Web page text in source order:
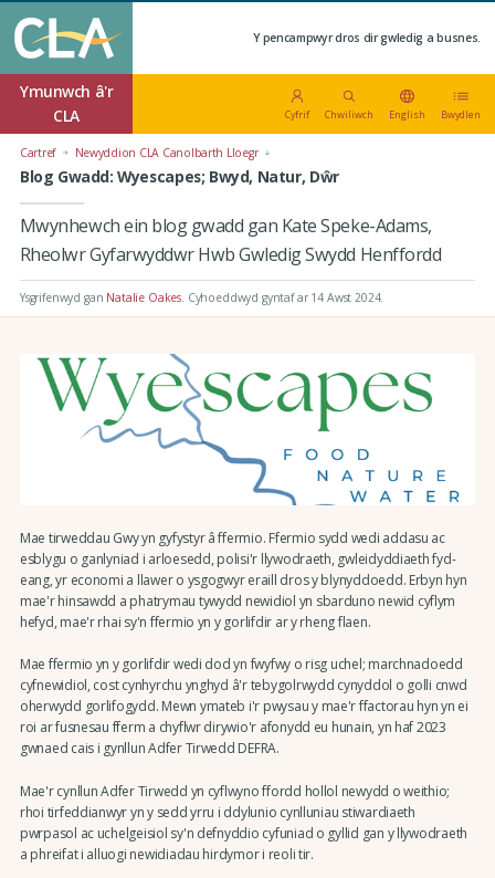
Y pencampwyr dros dir gwledig a busnes.
Ymunwch â'r
CLA
Cyfrif Chwiliwch English Bwydlen
Cartref Newyddion CLA Canolbarth Lloegr
Blog Gwadd: Wyescapes; Bwyd, Natur, Dŵr
Mwynhewch ein blog gwadd gan Kate Speke-Adams,
Rheolwr Gyfarwyddwr Hwb Gwledig Swydd Henffordd
Ysgrifenwyd gan Natalie Oakes Cyhoeddwyd gyntaf ar 14 Awst 2024.
Mae tirweddau Gwy yn gyfystyr â ffermio. Ffermio sydd wedi addasu ac
esblygu o ganlyniad i arloesedd, polisi'r llywodraeth, gwleidyddiaeth fyd-
eang, yr economi a llawer o ysgogwyr eraill dros y blynyddoedd. Erbyn hyn
mae'r hinsawdd a phatrymau tywydd newidiol yn sbarduno newid cyflym
hefyd, mae'r rhai sy'n ffermio yn y gorlifdir ar y rheng flaen.
Mae ffermio yn y gorlifdir wedi dod yn fwyfwy o risg uchel; marchnadoedd
cyfnewidiol, cost cynhyrchu ynghyd â'r tebygolrwydd cynyddol o golli cnwd
oherwydd gorlifogydd. Mewn ymateb i'r pwysau y mae'r ffactorau hyn yn ei
roi ar fusnesau fferm a chyflwr dirywio'r afonydd eu hunain, yn haf 2023
gwnaed cais i gynllun Adfer Tirwedd DEFRA.
Mae'r cynllun Adfer Tirwedd yn cyflwyno ffordd hollol newydd o weithio;
rhoi tirfeddianwyr yn y sedd yrru i ddylunio cynlluniau stiwardiaeth
pwrpasol ac uchelgeisiol sy'n defnyddio cyfuniad o gyllid gan y llywodraeth
a phreifat i alluogi newidiadau hirdymor i reoli tir.